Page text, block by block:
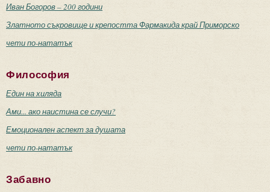
Иван Богоров – 200 години
Златното съкровище и крепостта Фармакида край Приморско
чети по-нататък
Философия
Един на хиляда
Ами... ако наистина се случи?
Емоционален аспект за душата
чети по-нататък
Забавно